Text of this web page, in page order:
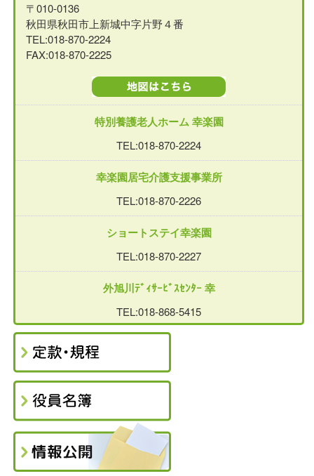
〒010-0136
秋田県秋田市上新城中字片野４番
TEL:018-870-2224
FAX:018-870-2225
特別養護老人ホーム 幸楽園
TEL:018-870-2224
幸楽園居宅介護支援事業所
TEL:018-870-2226
ショートステイ幸楽園
TEL:018-870-2227
外旭川ﾃﾞｨｻｰﾋﾞｽｾﾝﾀｰ 幸
TEL:018-868-5415